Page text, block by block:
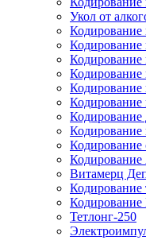
Укол от
Кодирование
Кодирование
Кодирование
Кодирование
Кодирование
Кодирование
Кодирование
Кодирование
Кодирование
Витамерц
Кодирование
Кодирование
Тетлонг-250